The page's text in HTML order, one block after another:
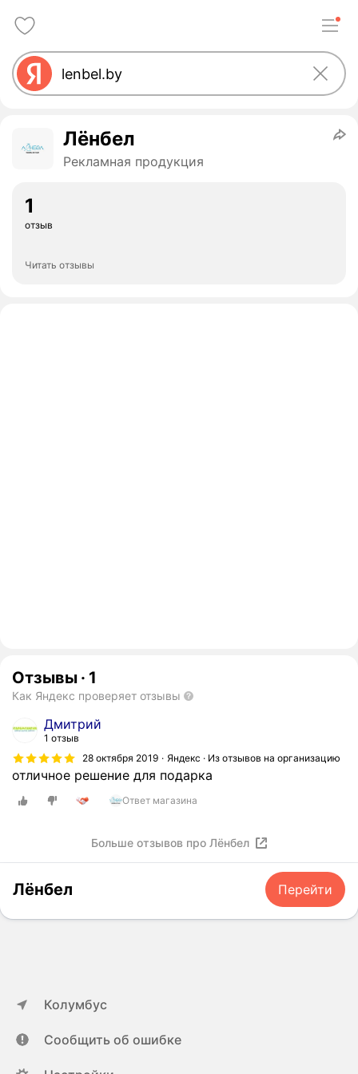
Лёнбел
Рекламная продукция
1
отзыв
Читать отзывы
Отзывы · 1
Как Яндекс проверяет отзывы
Дмитрий
1 отзыв
28 октября 2019
Яндекс · Из отзывов на организацию
отличное решение для подарка
Ответ магазина
Больше отзывов про Лёнбел
Лёнбел Перейти
Колумбус
Сообщить об ошибке